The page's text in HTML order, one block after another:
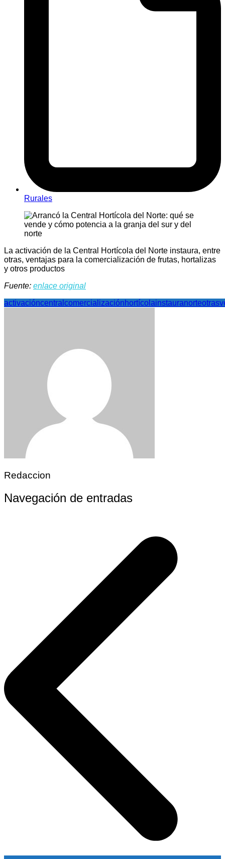
Rurales
La activación de la Central Hortícola del Norte instaura, entre
otras, ventajas para la comercialización de frutas, hortalizas
y otros productos
Fuente: enlace original
activacióncentral comercializaciónhortícolainstauranorteotras
Redaccion
Navegación de entradas